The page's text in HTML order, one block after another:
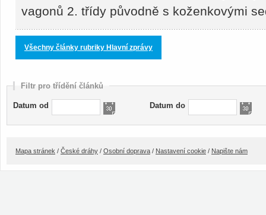
vagonů 2. třídy původně s koženkovými
Všechny články rubriky Hlavní zprávy
Filtr pro třídění článků
Datum od Datum do
Mapa stránek / České dráhy / Osobní doprava / Nastavení cookie / Napište nám